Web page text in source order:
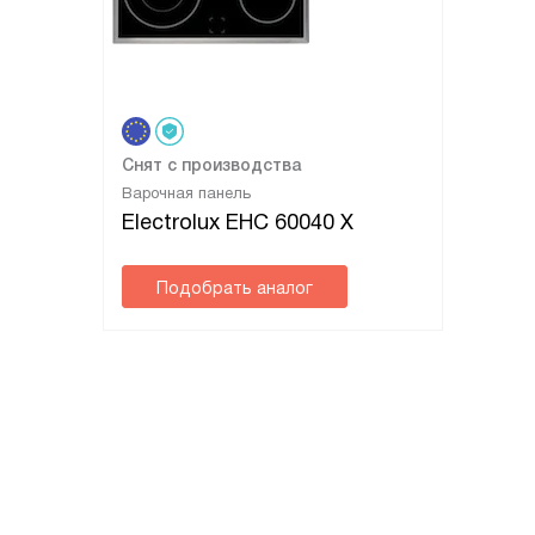
Варочная панель
Electrolux EHC 60040 X
Снят с производства
Подобрать аналог